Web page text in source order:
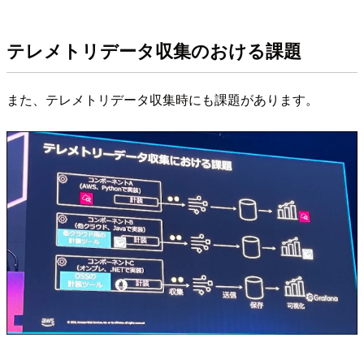
テレメトリデータ収集のおける課題
また、テレメトリデータ収集時にも課題があります。